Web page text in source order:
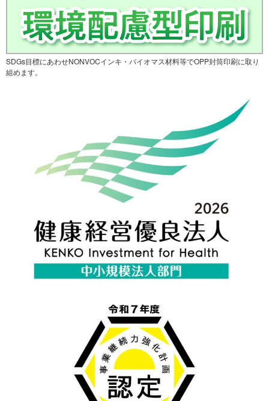
SDGs目標にあわせNONVOCインキ・バイオマス材料等でOPP封筒印刷に取り
組めます。